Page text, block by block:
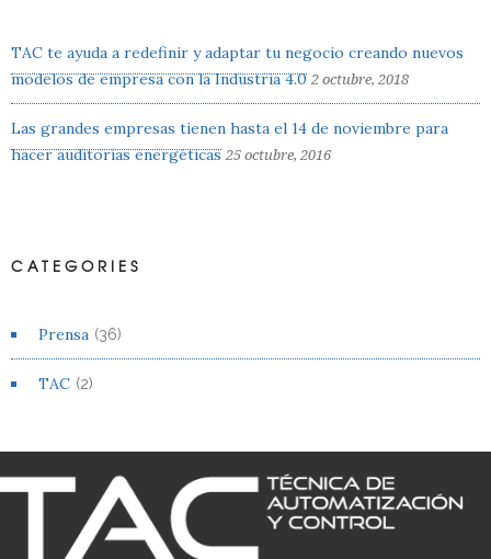
TAC te ayuda a redefinir y adaptar tu negocio creando nuevos
modelos de empresa con la Industria 4.0 2 octubre, 2018
Las grandes empresas tienen hasta el 14 de noviembre para
hacer auditorías energéticas 25 octubre, 2016
CATEGORIES
Prensa (36)
TAC (2)